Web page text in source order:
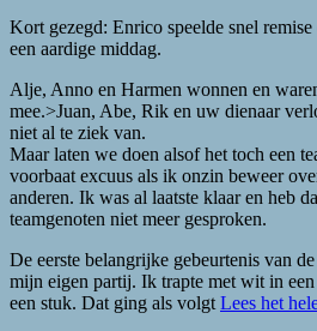
Kort gezegd: Enrico speelde snel
een aardige middag.
Alje, Anno en Harmen wonnen en
mee.>Juan, Abe, Rik en uw dienaar
niet al te ziek van.
Maar laten we doen alsof het toch een
voorbaat excuus als ik onzin beweer
anderen. Ik was al laatste klaar en heb
teamgenoten niet meer gesproken.
De eerste belangrijke gebeurtenis van
mijn eigen partij. Ik trapte met wit in
een stuk. Dat ging als volgt Lees het